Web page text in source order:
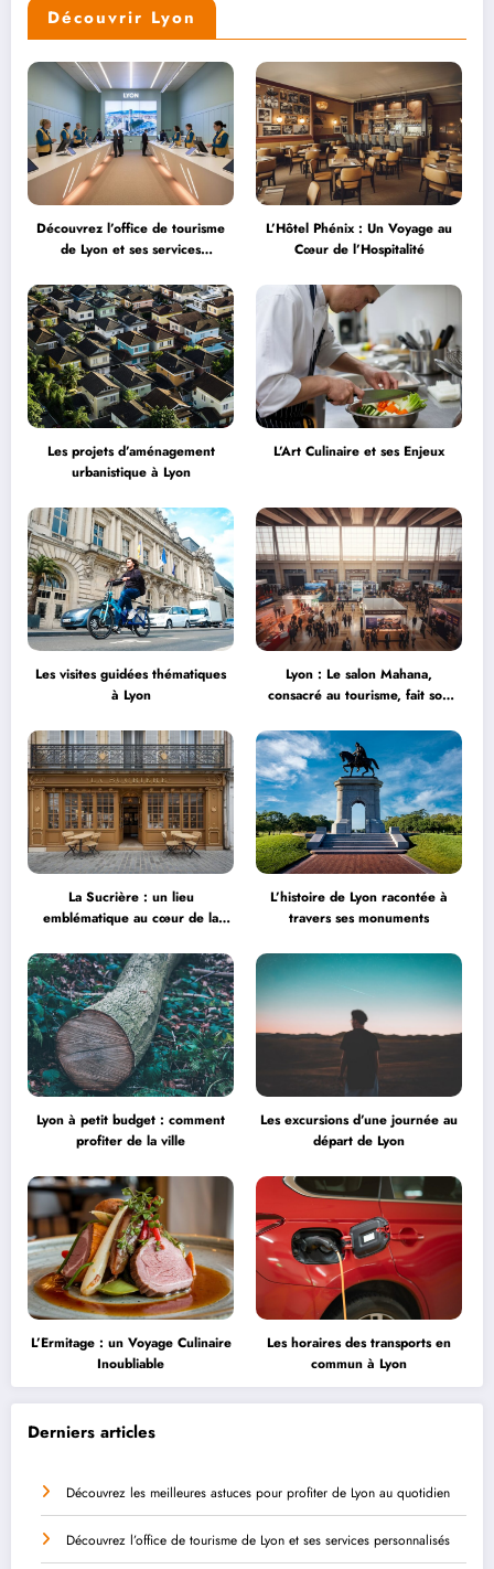
Découvrir Lyon
Découvrez l’office de tourisme
de Lyon et ses services
L’Hôtel Phénix : Un Voyage au
Cœur de l’Hospitalité
Les projets d’aménagement
urbanistique à Lyon
L’Art Culinaire et ses Enjeux
Les visites guidées thématiques
à Lyon
Lyon : Le salon Mahana,
consacré au tourisme, fait son
Garnier
La Sucrière : un lieu
emblématique au cœur de la
L’histoire de Lyon racontée à
travers ses monuments
Lyon à petit budget : comment
profiter de la ville
Les excursions d’une journée au
départ de Lyon
L’Ermitage : un Voyage Culinaire
Inoubliable
Les horaires des transports en
commun à Lyon
Derniers articles
Découvrez les meilleures astuces pour profiter de Lyon au quotidien
Découvrez l’office de tourisme de Lyon et ses services personnalisés